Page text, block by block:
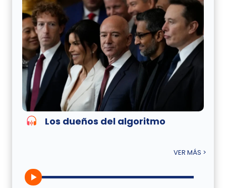
Los dueños del algoritmo
VER MÁS >